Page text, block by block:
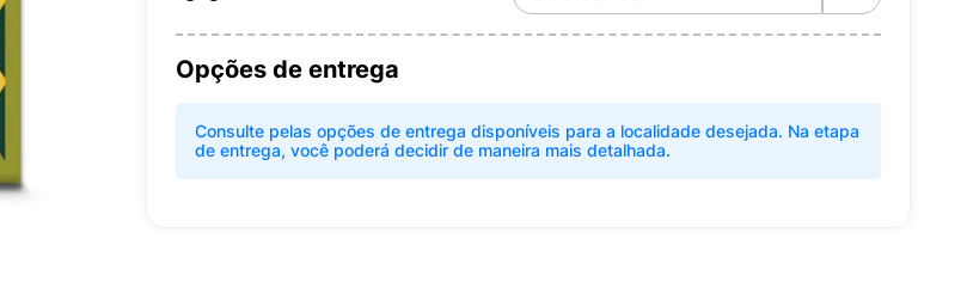
Opções de entrega
Consulte pelas opções de entrega disponíveis para a localidade desejada. Na etapa
de entrega, você poderá decidir de maneira mais detalhada.